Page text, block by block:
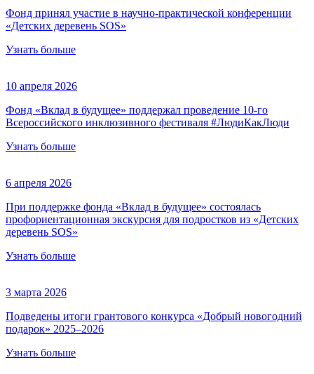
Фонд принял участие в научно-практической конференции
«Детских деревень SOS»
Узнать больше
10 апреля 2026
Фонд «Вклад в будущее» поддержал проведение 10-го
Всероссийского инклюзивного фестиваля #ЛюдиКакЛюди
Узнать больше
6 апреля 2026
При поддержке фонда «Вклад в будущее» состоялась
профориентационная экскурсия для подростков из «Детских
деревень SOS»
Узнать больше
3 марта 2026
Подведены итоги грантового конкурса «Добрый новогодний
подарок» 2025–2026
Узнать больше